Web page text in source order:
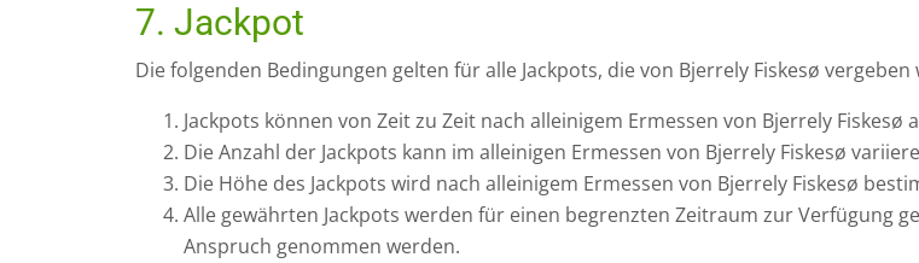
7. Jackpot
Die folgenden Bedingungen gelten für alle Jackpots, die von Bjerrely Fiskesø vergeben
Jackpots können von Zeit zu Zeit nach alleinigem Ermessen von Bjerrely Fiskesø
Die Anzahl der Jackpots kann im alleinigen Ermessen von Bjerrely Fiskesø
Die Höhe des Jackpots wird nach alleinigem Ermessen von Bjerrely Fiskesø
Alle gewährten Jackpots werden für einen begrenzten Zeitraum zur Verfügung
Anspruch genommen werden.